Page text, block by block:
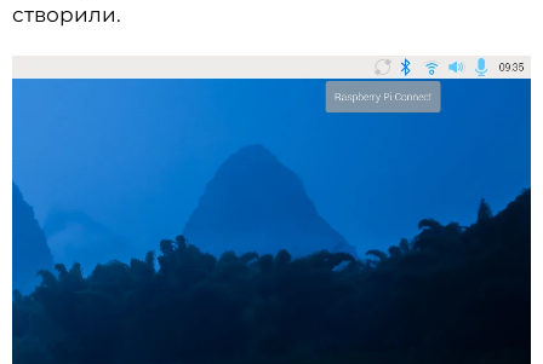
створили.